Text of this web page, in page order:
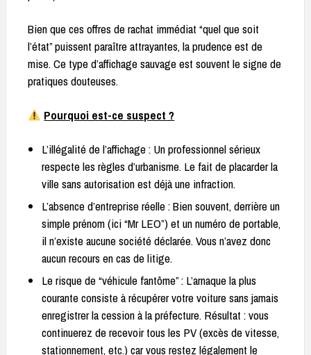
Bien que ces offres de rachat immédiat “quel que soit
l’état” puissent paraître attrayantes, la prudence est de
mise. Ce type d’affichage sauvage est souvent le signe de
pratiques douteuses.
Pourquoi est-ce suspect ?
L’illégalité de l’affichage : Un professionnel sérieux
respecte les règles d’urbanisme. Le fait de placarder la
ville sans autorisation est déjà une infraction.
L’absence d’entreprise réelle : Bien souvent, derrière un
simple prénom (ici “Mr LEO”) et un numéro de portable,
il n’existe aucune société déclarée. Vous n’avez donc
aucun recours en cas de litige.
Le risque de “véhicule fantôme” : L’arnaque la plus
courante consiste à récupérer votre voiture sans jamais
enregistrer la cession à la préfecture. Résultat : vous
continuerez de recevoir tous les PV (excès de vitesse,
stationnement, etc.) car vous restez légalement le